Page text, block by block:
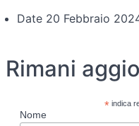
Date 20 Febbraio
Rimani
*indica
Nome